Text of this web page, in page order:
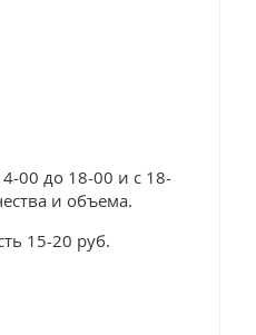
00 до 18-00 и с 18-
и объема.
15-20 руб.